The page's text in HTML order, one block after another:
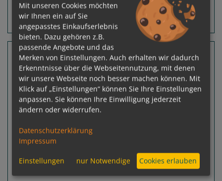
Routeninfos Terminübersicht
8 Nächte Ontario, Michigan
Le Bellot
Toronto, Ontario - Milwaukee, Wisconsin
Previous Next
Mit unseren Cookies möchten
wir Ihnen ein auf Sie
angepasstes Einkaufserlebnis
bieten. Dazu gehören z.B.
passende Angebote und das
Merken von Einstellungen. Auch erhalten wir dadurch
Erkenntnisse über die Webseitennutzung, mit denen
wir unsere Webseite noch besser machen können. Mit
Klick auf „Einstellungen“ können Sie Ihre Einstellungen
anpassen. Sie können Ihre Einwilligung jederzeit
ändern oder widerrufen.
Datenschutzerklärung
Impressum
Einstellungen nur Notwendige Cookies erlauben